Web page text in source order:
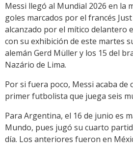
Messi llegó al Mundial 2026 en la
goles marcados por el francés
alcanzado por el mítico delantero
con su exhibición de este martes
alemán Gerd Müller y los 15 del
Nazário de Lima.
Por si fuera poco, Messi acaba de
primer futbolista que juega seis
Para Argentina, el 16 de junio es
Mundo, pues jugó su cuarto
día. Los anteriores fueron en